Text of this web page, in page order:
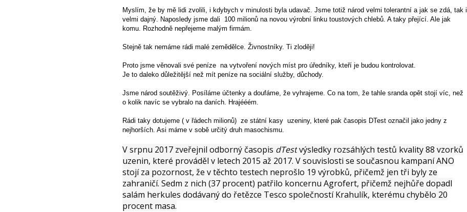
Myslím, že by mě lidi zvolili, i kdybych v minulosti byla udavač. Jsme totiž národ velmi tolerantní a jak se zdá, tak i
velmi dajný. Naposledy jsme dali 100 milionů na novou výrobní linku toustových chlebů. A taky přející. Ale jak
komu. Rozhodně nepřejeme malým firmám.
Stejně tak nemáme rádi malé zemědělce. Živnostníky. Ti zloději!
Proto jsme věnovali své peníze na vytvoření nových míst pro úředníky, kteří je budou kontrolovat.
Je to daleko důležitější než mít peníze na sociální služby, důchody.
Jsme národ soutěživý. Posíláme účtenky a doufáme, že vyhrajeme. Co na tom, že tahle sranda opět stojí víc, než
o kolik navíc se vybralo na daních. Hrajééém.
Rádi taky dotujeme ( v řádech milionů) ze státní kasy uzeniny, které pak časopis DTest označil jako jedny z
nejhorších. Asi máme v sobě určitý druh masochismu.
V srpnu 2017 zveřejnil odborný časopis dTestvýsledky rozsáhlých testů kvality 88 vzorků
uzenin, které prováděl v letech 2015 až 2017. V souvislosti se současnou kampaní ANO
stojí za pozornost, že v těchto testech neprošlo 19 výrobků, přičemž jen tři byly ze
zahraničí. Sedm z nich (37 procent) patřilo koncernu Agrofert, přičemž nejhůře dopadl
salám herkules dodávaný do řetězce Tesco společností Krahulík, kterému chybělo 20
procent masa.